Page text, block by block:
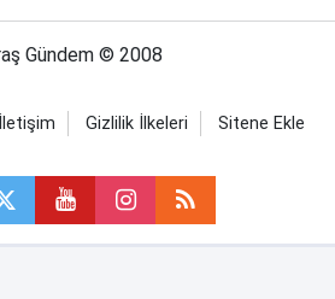
Gündem © 2008
İletişim Gizlilik İlkeleri Sitene Ekle